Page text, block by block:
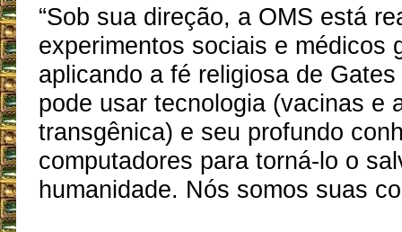
“Sob sua direção, a OMS está
experimentos sociais e médicos
aplicando a fé religiosa de
pode usar tecnologia (vacinas e
transgênica) e seu profundo
computadores para torná-lo o
humanidade. Nós somos suas